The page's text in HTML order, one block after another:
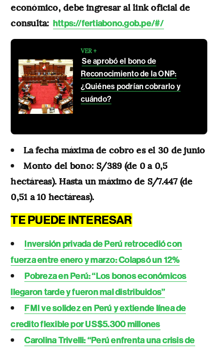
económico, debe ingresar al link oficial de
consulta: https://fertiabono.gob.pe/#/
VER +
Se aprobó el bono de
Reconocimiento de la ONP:
¿Quiénes podrían cobrarlo y
cuándo?
La fecha máxima de cobro es el 30 de junio
Monto del bono: S/389 (de 0 a 0,5
hectáreas). Hasta un máximo de S/7.447 (de
0,51 a 10 hectáreas).
TE PUEDE INTERESAR
Inversión privada de Perú retrocedió con
fuerza entre enero y marzo: Colapsó un 12%
Pobreza en Perú: “Los bonos económicos
llegaron tarde y fueron mal distribuidos”
FMI ve solidez en Perú y extiende línea de
credito flexible por US$5.300 millones
Carolina Trivelli: “Perú enfrenta una crisis de